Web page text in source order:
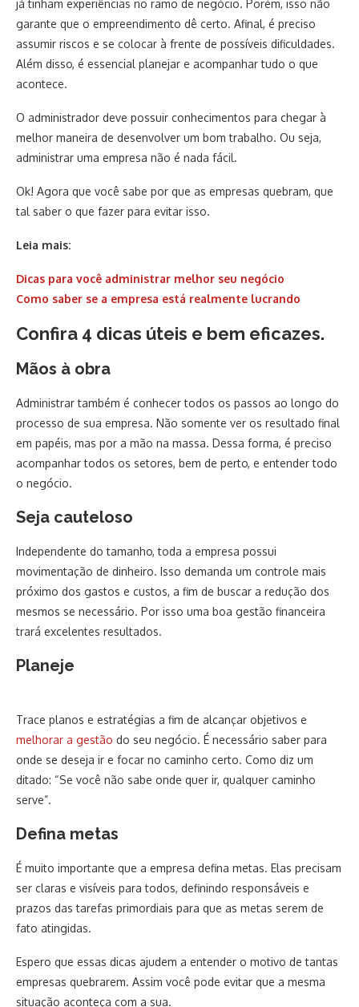
já tinham experiências no ramo de negócio. Porém, isso não
garante que o empreendimento dê certo. Afinal, é preciso
assumir riscos e se colocar à frente de possíveis dificuldades.
Além disso, é essencial planejar e acompanhar tudo o que
acontece.
O administrador deve possuir conhecimentos para chegar à
melhor maneira de desenvolver um bom trabalho. Ou seja,
administrar uma empresa não é nada fácil.
Ok! Agora que você sabe por que as empresas quebram, que
tal saber o que fazer para evitar isso.
Leia mais:
Dicas para você administrar melhor seu negócio
Como saber se a empresa está realmente lucrando
Confira 4 dicas úteis e bem eficazes.
Mãos à obra
Administrar também é conhecer todos os passos ao longo do
processo de sua empresa. Não somente ver os resultado final
em papéis, mas por a mão na massa. Dessa forma, é preciso
acompanhar todos os setores, bem de perto, e entender todo
o negócio.
Seja cauteloso
Independente do tamanho, toda a empresa possui
movimentação de dinheiro. Isso demanda um controle mais
próximo dos gastos e custos, a fim de buscar a redução dos
mesmos se necessário. Por isso uma boa gestão financeira
trará excelentes resultados.
Planeje
Trace planos e estratégias a fim de alcançar objetivos e
melhorar a gestão do seu negócio. É necessário saber para
onde se deseja ir e focar no caminho certo. Como diz um
ditado: “Se você não sabe onde quer ir, qualquer caminho
serve”.
Defina metas
É muito importante que a empresa defina metas. Elas precisam
ser claras e visíveis para todos, definindo responsáveis e
prazos das tarefas primordiais para que as metas serem de
fato atingidas.
Espero que essas dicas ajudem a entender o motivo de tantas
empresas quebrarem. Assim você pode evitar que a mesma
situação aconteça com a sua.